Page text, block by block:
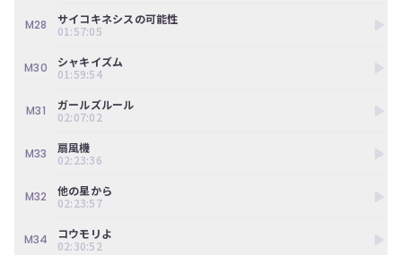
M28
サイコキネシスの可能性
01:57:05
M30
シャキイズム
01:59:54
M31
ガールズルール
02:07:02
M33
扇風機
02:23:36
M32
他の星から
02:23:57
M34
コウモリよ
02:30:52